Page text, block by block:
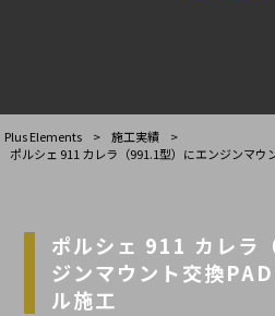
Plus Elements > 施工実績
>
ポルシェ 911 カレラ（991.1型）にエンジンマウ
ポルシェ 911 カレラ
ジンマウント交換
ル施工